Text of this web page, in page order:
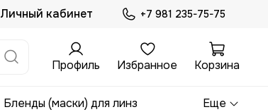
Личный кабинет +7 981 235-75-75
Профиль Избранное Корзина
Бленды (маски) для линз Еще